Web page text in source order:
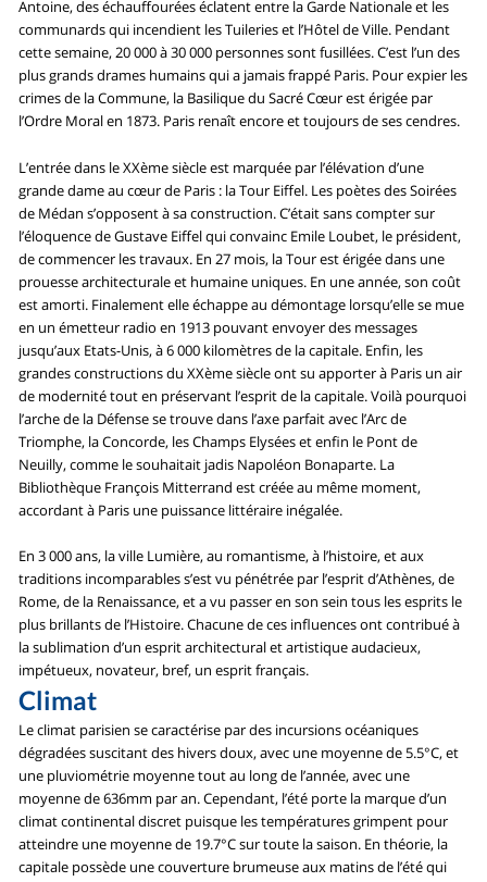
Antoine, des échauffourées éclatent entre la Garde Nationale et les
communards qui incendient les Tuileries et l’Hôtel de Ville. Pendant
cette semaine, 20 000 à 30 000 personnes sont fusillées. C’est l’un des
plus grands drames humains qui a jamais frappé Paris. Pour expier les
crimes de la Commune, la Basilique du Sacré Cœur est érigée par
l’Ordre Moral en 1873. Paris renaît encore et toujours de ses cendres.
L’entrée dans le XXème siècle est marquée par l’élévation d’une
grande dame au cœur de Paris : la Tour Eiffel. Les poètes des Soirées
de Médan s’opposent à sa construction. C’était sans compter sur
l’éloquence de Gustave Eiffel qui convainc Emile Loubet, le président,
de commencer les travaux. En 27 mois, la Tour est érigée dans une
prouesse architecturale et humaine uniques. En une année, son coût
est amorti. Finalement elle échappe au démontage lorsqu’elle se mue
en un émetteur radio en 1913 pouvant envoyer des messages
jusqu’aux Etats-Unis, à 6 000 kilomètres de la capitale. Enfin, les
grandes constructions du XXème siècle ont su apporter à Paris un air
de modernité tout en préservant l’esprit de la capitale. Voilà pourquoi
l’arche de la Défense se trouve dans l’axe parfait avec l’Arc de
Triomphe, la Concorde, les Champs Elysées et enfin le Pont de
Neuilly, comme le souhaitait jadis Napoléon Bonaparte. La
Bibliothèque François Mitterrand est créée au même moment,
accordant à Paris une puissance littéraire inégalée.
En 3 000 ans, la ville Lumière, au romantisme, à l’histoire, et aux
traditions incomparables s’est vu pénétrée par l’esprit d’Athènes, de
Rome, de la Renaissance, et a vu passer en son sein tous les esprits le
plus brillants de l’Histoire. Chacune de ces influences ont contribué à
la sublimation d’un esprit architectural et artistique audacieux,
impétueux, novateur, bref, un esprit français.
Climat
Le climat parisien se caractérise par des incursions océaniques
dégradées suscitant des hivers doux, avec une moyenne de 5.5°C, et
une pluviométrie moyenne tout au long de l’année, avec une
moyenne de 636mm par an. Cependant, l’été porte la marque d’un
climat continental discret puisque les températures grimpent pour
atteindre une moyenne de 19.7°C sur toute la saison. En théorie, la
capitale possède une couverture brumeuse aux matins de l’été qui